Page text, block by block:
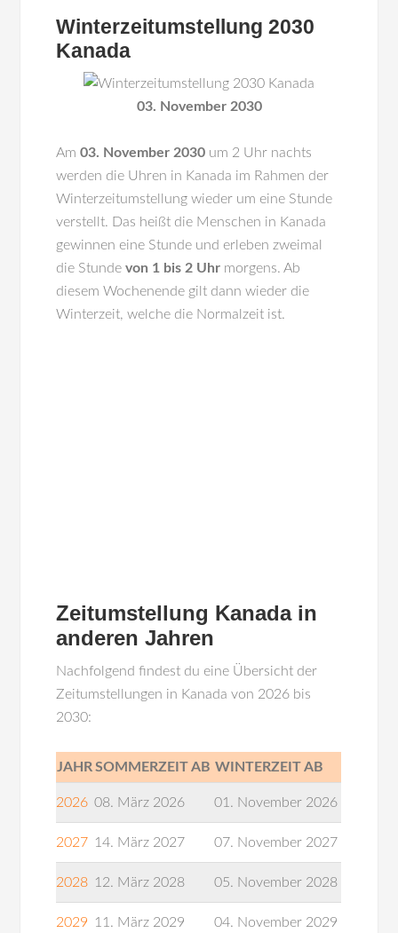
Winterzeitumstellung 2030
Kanada
03. November 2030
Am03. November 2030 um 2 Uhr nachts
werden die Uhren in Kanada im Rahmen der
Winterzeitumstellung wieder um eine Stunde
verstellt. Das heißt die Menschen in Kanada
gewinnen eine Stunde und erleben zweimal
die Stundevon 1 bis 2 Uhr morgens. Ab
diesem Wochenende gilt dann wieder die
Winterzeit, welche die Normalzeit ist.
Zeitumstellung Kanada in
anderen Jahren
Nachfolgend findest du eine Übersicht der
Zeitumstellungen in Kanada von 2026 bis
2030:
JAHR SOMMERZEIT AB WINTERZEIT AB
2026 08. März 2026 01. November 2026
2027 14. März 2027 07. November 2027
2028 12. März 2028 05. November 2028
2029 11. März 2029 04. November 2029